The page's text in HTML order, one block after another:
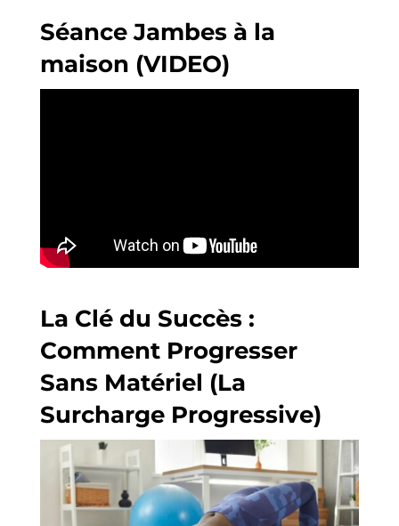
Séance Jambes à la
maison (VIDEO)
La Clé du Succès :
Comment Progresser
Sans Matériel (La
Surcharge Progressive)